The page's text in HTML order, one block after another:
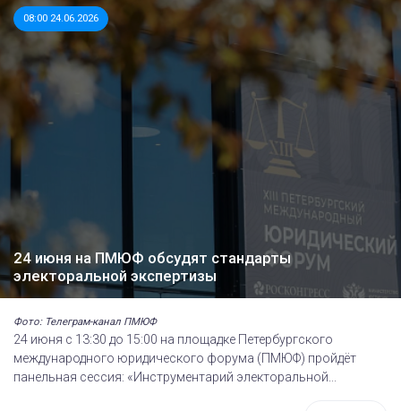
08:00 24.06.2026
24 июня на ПМЮФ обсудят стандарты
электоральной экспертизы
Фото: Телеграм-канал ПМЮФ
24 июня с 13:30 до 15:00 на площадке Петербургского
международного юридического форума (ПМЮФ) пройдёт
панельная сессия: «Инструментарий электоральной...